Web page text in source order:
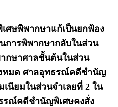
ศษพิพากษาแก้เป็นยกฟ้อง
การพิพากษากลับในส่วน
กษาศาลชั้นต้นในส่วน
หมด ศาลอุทธรณ์คดีชำนัญ
นียมในส่วนจำเลยที่ 2 ใน
รณ์คดีชำนัญพิเศษคงสั่ง